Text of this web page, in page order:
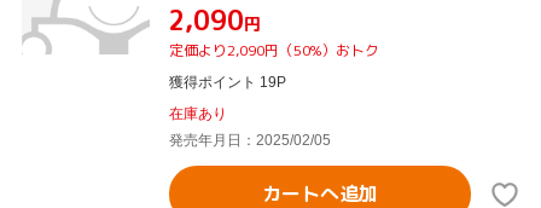
¥2,090円
定価より2,090円（50%）おトク
獲得ポイント 19P
在庫あり
発売年月日：2025/02/05
カートへ追加